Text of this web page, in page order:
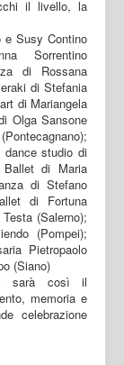
il livello, la
e Susy Contino
Sorrentino
di Rossana
di Stefania
di Mariangela
Olga Sansone
dance studio di
Ballet di Maria
di Stefano
di Fortuna
(Salerno);
(Pompei);
Pietropaolo
(Siano)
sarà così il
memoria e
celebrazione